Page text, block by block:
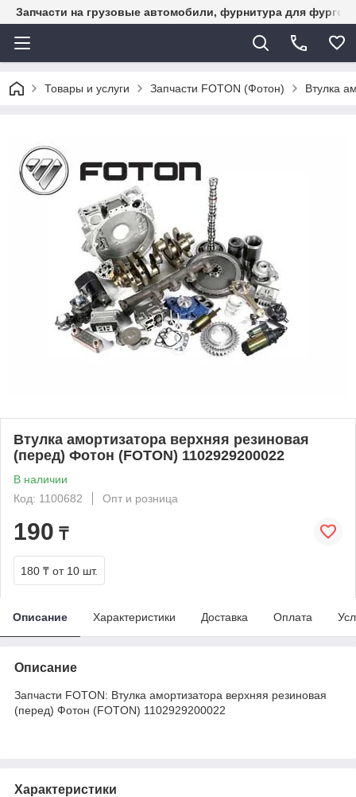
Запчасти на грузовые автомобили, фурнитура для
Товары и услуги Запчасти FOTON (Фотон) Втулка
Втулка амортизатора верхняя резиновая
(перед) Фотон (FOTON) 1102929200022
В наличии
Код: 1100682
Опт и розница
190 ₸
180 ₸ от 10 шт.
Описание Характеристики Доставка Оплата
Описание
Запчасти FOTON: Втулка амортизатора верхняя резиновая
(перед) Фотон (FOTON) 1102929200022
Характеристики